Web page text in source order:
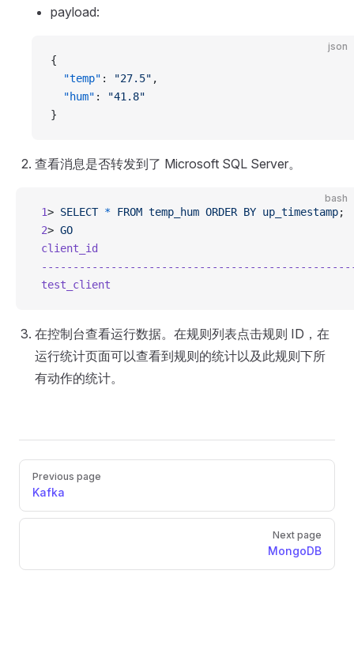
payload:
json
{
  "temp"
: "27.5" ,
  "hum"
:
"41.8"
}
查看消息是否转发到了 Microsoft SQL Server。
bash
1> SELECT * FROM temp_hum ORDER BY up_timestamp;
2> GO
client_id
test_client
在控制台查看运行数据。在规则列表点击规则 ID，在
运行统计页面可以查看到规则的统计以及此规则下所
有动作的统计。
Pager
Previous page
Kafka
Next page
MongoDB